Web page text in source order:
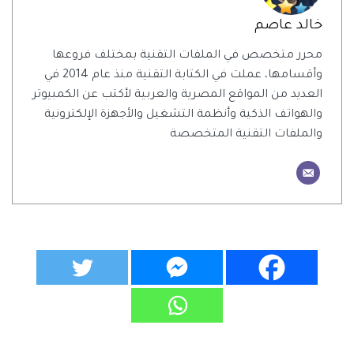
خالد عاصم
محرر متخصص في الملفات التقنية بمختلف فروعها
وأقسامها، عملت في الكتابة التقنية منذ عام 2014 في
العديد من المواقع المصرية والعربية لأكتب عن الكمبيوتر
والهواتف الذكية وأنظمة التشغيل والأجهزة الإلكترونية
والملفات التقنية المتخصصة